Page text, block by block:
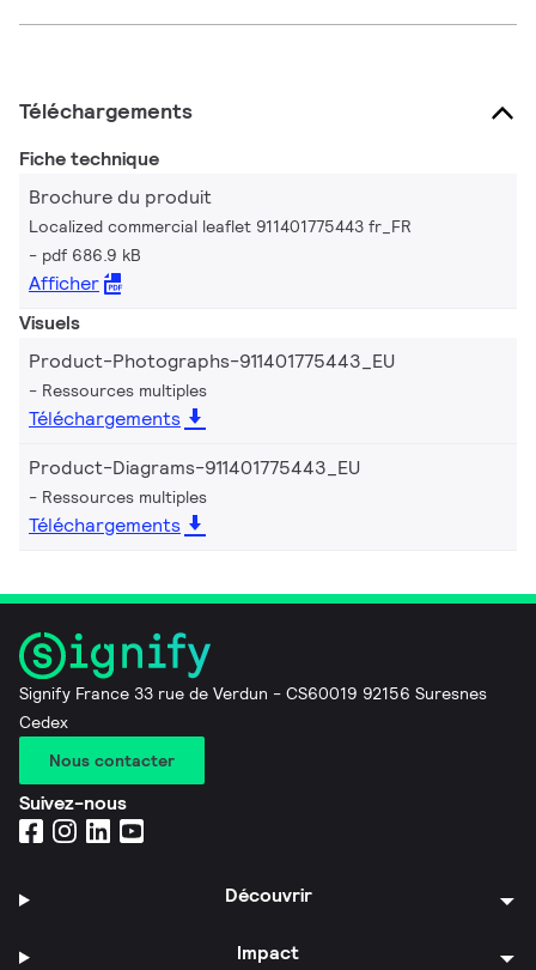
Téléchargements
Fiche technique
Brochure du produit
Localized commercial leaflet 911401775443 fr_FR
pdf 686.9 kB
Afficher
Visuels
Product-Photographs-911401775443_EU
Ressources multiples
Téléchargements
Product-Diagrams-911401775443_EU
Ressources multiples
Téléchargements
Signify France 33 rue de Verdun - CS60019 92156 Suresnes
Cedex
Nous contacter
Suivez-nous
Découvrir
Impact